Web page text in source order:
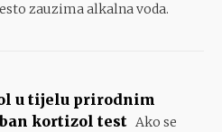
zauzima alkalna voda.
u tijelu prirodnim
kortizol test Ako se